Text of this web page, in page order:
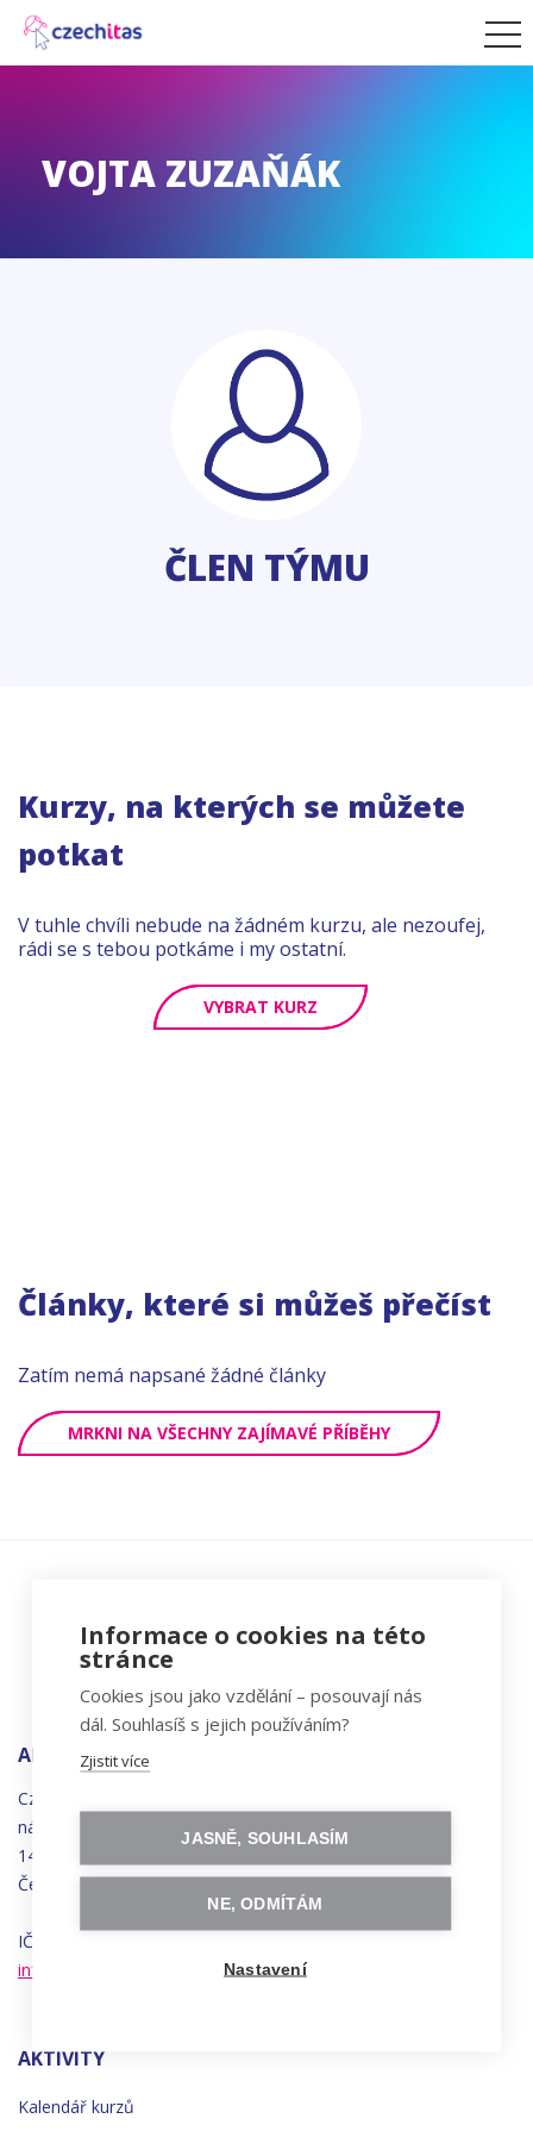
VOJTA ZUZAŇÁK
ČLEN TÝMU
Kurzy, na kterých se můžete
potkat
V tuhle chvíli nebude na žádném kurzu, ale nezoufej,
rádi se s tebou potkáme i my ostatní.
VYBRAT KURZ
Články, které si můžeš přečíst
Zatím nemá napsané žádné články
MRKNI NA VŠECHNY ZAJÍMAVÉ PŘÍBĚHY
ADRESA
Czechitas, z.ú.
náměstí
Synků 1748/17
140 00 Praha 4 - Nusle
Česká republika
IČO 22834958 | DIČ CZ22834958
info@czechitas.cz
AKTIVITY
Kalendář kurzů
Informace o cookies na této
stránce
Cookies jsou jako vzdělání – posouvají nás
dál. Souhlasíš s jejich používáním?
Zjistit více
JASNĚ, SOUHLASÍM
NE, ODMÍTÁM
Nastavení